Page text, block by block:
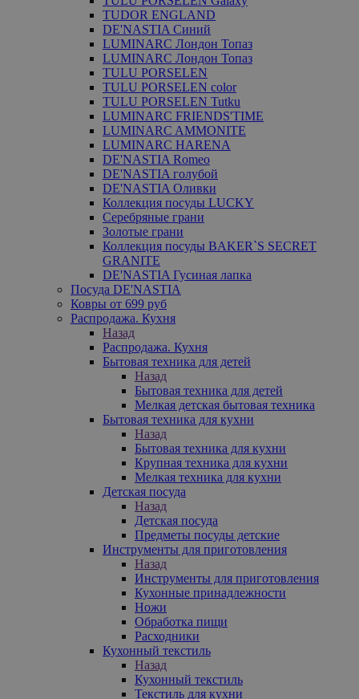
TUDOR ENGLAND
DE'NASTIA Синий
LUMINARC Лондон Топаз
LUMINARC Лондон Топаз
TULU PORSELEN
TULU PORSELEN color
TULU PORSELEN Tutku
LUMINARC FRIENDS'TIME
LUMINARC AMMONITE
LUMINARC HARENA
DE'NASTIA Romeo
DE'NASTIA голубой
DE'NASTIA Оливки
Коллекция посуды LUCKY
Серебряные грани
Золотые грани
Коллекция посуды BAKER`S SECRET
GRANITE
DE'NASTIA Гусиная лапка
Посуда DE'NASTIA
Ковры от 699 руб
Распродажа. Кухня
Назад
Распродажа. Кухня
Бытовая техника для детей
Назад
Бытовая техника для детей
Мелкая детская бытовая техника
Бытовая техника для кухни
Назад
Бытовая техника для кухни
Крупная техника для кухни
Мелкая техника для кухни
Детская посуда
Назад
Детская посуда
Предметы посуды детские
Инструменты для приготовления
Назад
Инструменты для приготовления
Кухонные принадлежности
Ножи
Обработка пищи
Расходники
Кухонный текстиль
Назад
Кухонный текстиль
Текстиль для кухни